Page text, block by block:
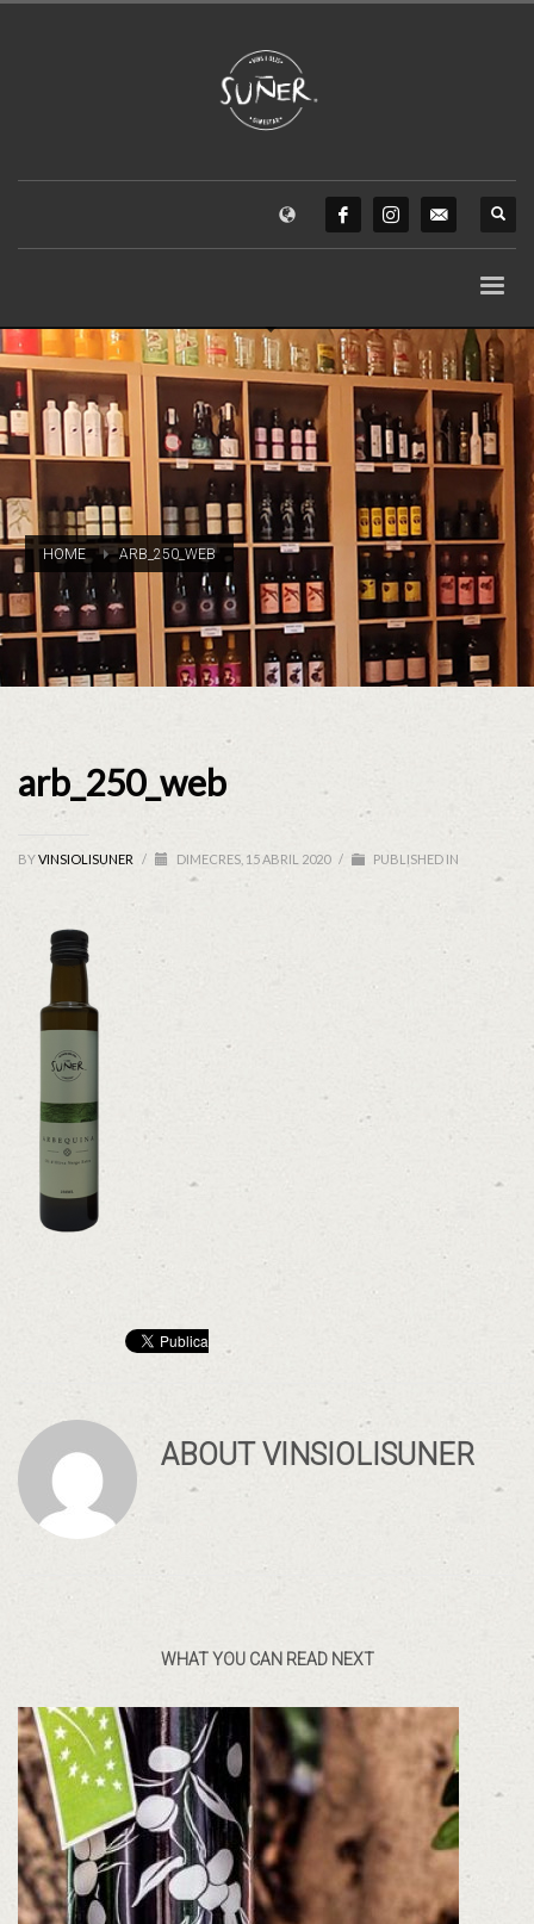
HOME ARB_250_WEB
arb_250_web
BYVINSIOLISUNER / DIMECRES, 15 ABRIL 2020 / PUBLISHED IN
ABOUTVINSIOLISUNER
WHAT YOU CAN READ NEXT